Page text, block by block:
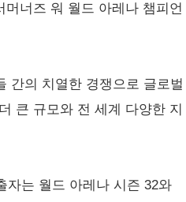
머너즈 워 월드 아레나 챔피언
간의 치열한 경쟁으로 글로벌
큰 규모와 전 세계 다양한 지
자는 월드 아레나 시즌 32와